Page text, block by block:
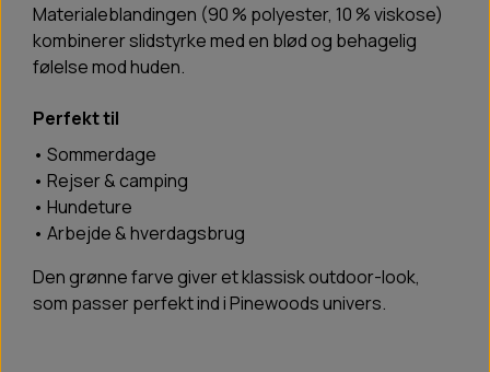
Materialeblandingen (90 % polyester, 10 % viskose)
kombinerer slidstyrke med en blød og behagelig
følelse mod huden.
Perfekt til
• Sommerdage
• Rejser & camping
• Hundeture
• Arbejde & hverdagsbrug
Den grønne farve giver et klassisk outdoor-look,
som passer perfekt ind i Pinewoods univers.